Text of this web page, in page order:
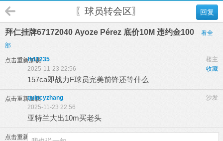
回复
〖球员转会区〗
拜仁挂牌67172040 Ayoze Pérez 底价10M 违约金100
看全
部
点击重新加载 楼主
fh11235
收藏
2025-11-23 22:56
157ca即战力F球员完美前锋还等什么
点击重新加载 沙发
quincyzhang
2025-11-23 22:56
亚特兰大出10m买老头
点击重新加载